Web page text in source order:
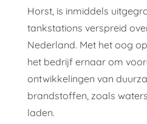
Horst, is inmiddels
tankstations verspreid
Nederland. Met het oog
het bedrijf ernaar om
ontwikkelingen van
brandstoffen, zoals
laden.